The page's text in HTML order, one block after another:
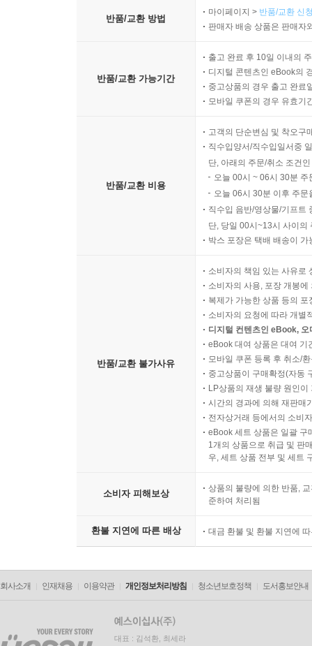
반품/교환 방법
마이페이지 > 반품/교환 신
판매자 배송 상품은 판매자
반품/교환 가능기간
출고 완료 후 10일 이내의
디지털 콘텐츠인 eBook의
중고상품의 경우 출고 완료
모바일 쿠폰의 경우 유효기
반품/교환 비용
고객의 단순변심 및 착오구
직수입양서/직수입일서중
단, 아래의 주문/취소 조건
오늘 00시 ~ 06시 30분
오늘 06시 30분 이후 주
직수입 음반/영상물/기프트
단, 당일 00시~13시 사이의
박스 포장은 택배 배송이
반품/교환 불가사유
소비자의 책임 있는 사유로
소비자의 사용, 포장 개봉
복제가 가능한 상품 등의
소비자의 요청에 따라 개별
디지털 컨텐츠인 eBook,
eBook 대여 상품은 대여 기
모바일 쿠폰 등록 후 취소/
중고상품이 구매확정(자동
LP상품의 재생 불량 원인
시간의 경과에 의해 재판매
전자상거래 등에서의 소비
eBook 세트 상품은 일괄 구
1개의 상품으로 취급 및 판
우, 세트 상품 전부 및 세트
소비자 피해보상
상품의 불량에 의한 반품,
준하여 처리됨
환불 지연에 따른 배상 대금 환불 및 환불 지연에
회사소개 인재채용 이용약관 개인정보처리방침 청소년보호정책 도서홍보안내
대표 : 김석환, 최세라